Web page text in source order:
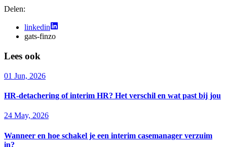
Delen:
linkedin
gats-finzo
Lees ook
01 Jun, 2026
HR-detachering of interim HR? Het verschil en wat past bij jou
24 May, 2026
Wanneer en hoe schakel je een interim casemanager verzuim
in?